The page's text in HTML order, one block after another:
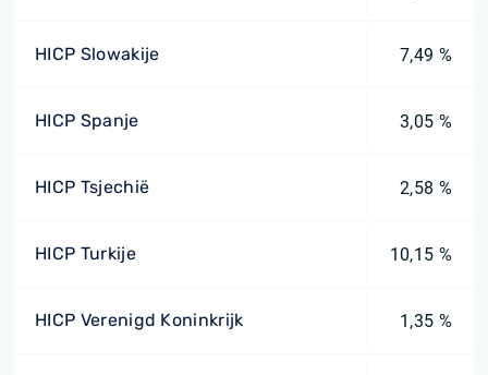
HICP Slowakije 7,49 %
HICP Spanje 3,05 %
HICP Tsjechië 2,58 %
HICP Turkije 10,15 %
HICP Verenigd Koninkrijk 1,35 %